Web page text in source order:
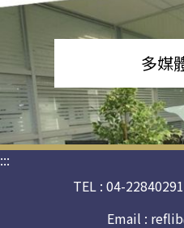
多媒
:::
TEL : 04-
Email :